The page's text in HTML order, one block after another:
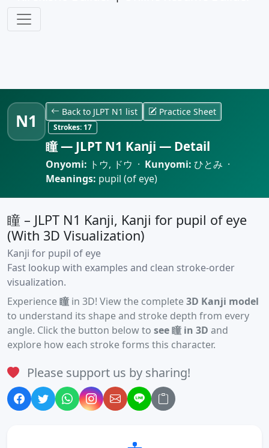
N1 Back to JLPT N1 list Practice Sheet
Strokes:17
瞳 — JLPT N1 Kanji — Detail
Onyomi: トウ, ドウ · Kunyomi: ひとみ ·
Meanings: pupil (of eye)
瞳 – JLPT N1 Kanji, Kanji for pupil of eye
(With 3D Visualization)
Kanji for pupil of eye
Fast lookup with examples and clean stroke-order
visualization.
Experience瞳 in 3D! View the complete3D Kanji model
to understand its shape and stroke depth from every
angle. Click the button below to see 瞳 in 3D and
explore how each stroke forms this character.
Please support us by sharing!